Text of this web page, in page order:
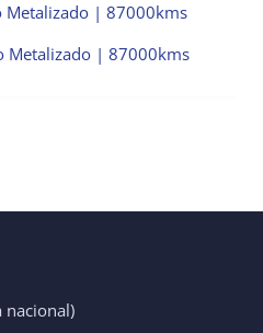
| 87000kms
nacional)